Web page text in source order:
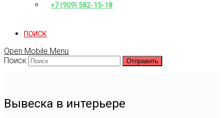
+7 (909) 582-15-18
ПОИСК
Open Mobile Menu
Поиск
Отправить
Вывеска в интерьере